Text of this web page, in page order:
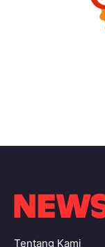
Tentang Kami